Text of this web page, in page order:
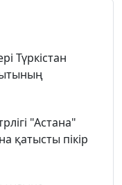
Түркістан
"Астана"
қатысты пікір